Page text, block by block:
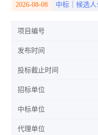
2026-08-08 中标｜候选人
项目编号
发布时间
投标截止时间
招标单位
中标单位
代理单位